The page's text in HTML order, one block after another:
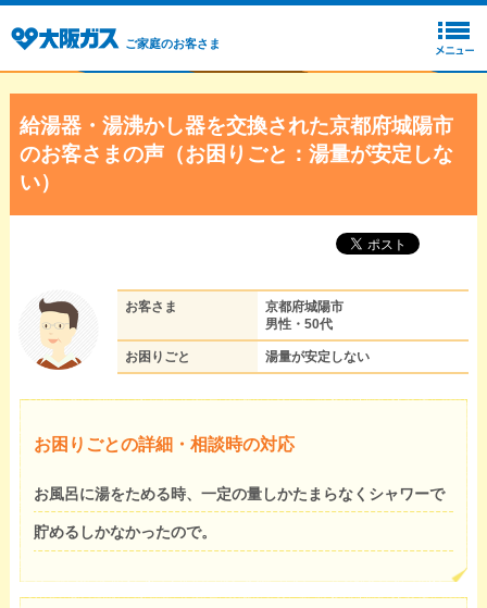
ご家庭のお客さま
給湯器・湯沸かし器を交換された京都府城陽市
のお客さまの声（お困りごと：湯量が安定しな
い）
お客さま
京都府城陽市
男性・50代
お困りごと 湯量が安定しない
お困りごとの詳細・相談時の対応
お風呂に湯をためる時、一定の量しかたまらなくシャワーで
貯めるしかなかったので。